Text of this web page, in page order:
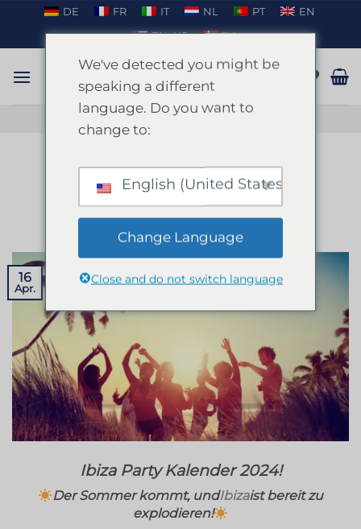
springen
DE FR IT NL PT
EN
EN_US
DA
GESPRÄCH AUF WHATSAPP
Ibiza Party Kalender 2024
16
Apr.
Ibiza Party Kalender 2024!
Der Sommer kommt, undIbizaist bereit zu
explodieren!
We've detected you might be
speaking a different
language. Do you want to
change to:
English (United States)
Change Language
Close and do not switch language